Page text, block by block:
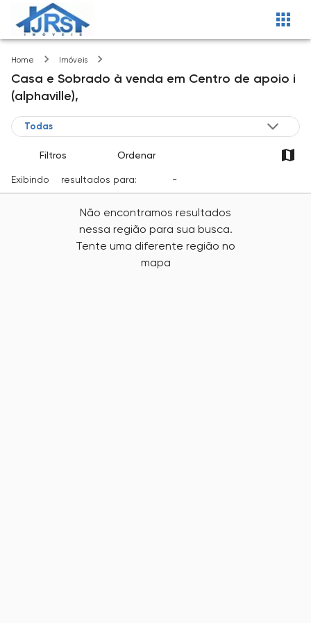
Home Imóveis
Casa e Sobrado à venda em Centro de apoio i
(alphaville),
Filtros Ordenar
Exibindo resultados para: -
Não encontramos resultados
nessa região para sua busca.
Tente uma diferente região no
mapa